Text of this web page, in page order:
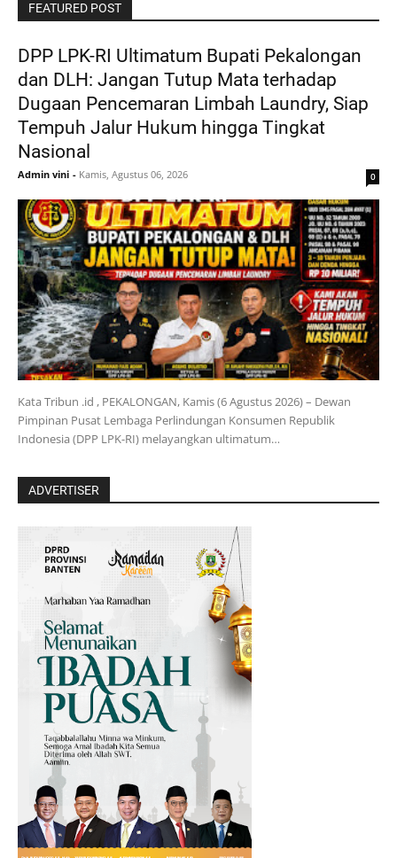
FEATURED POST
DPP LPK-RI Ultimatum Bupati Pekalongan
dan DLH: Jangan Tutup Mata terhadap
Dugaan Pencemaran Limbah Laundry, Siap
Tempuh Jalur Hukum hingga Tingkat
Nasional
Admin vini - Kamis, Agustus 06, 2026 0
Kata Tribun .id , PEKALONGAN, Kamis (6 Agustus 2026) – Dewan
Pimpinan Pusat Lembaga Perlindungan Konsumen Republik
Indonesia (DPP LPK-RI) melayangkan ultimatum…
ADVERTISER